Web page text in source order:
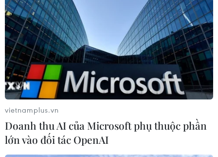
vietnamplus.vn
Doanh thu AI của Microsoft phụ thuộc phần
lớn vào đối tác OpenAI